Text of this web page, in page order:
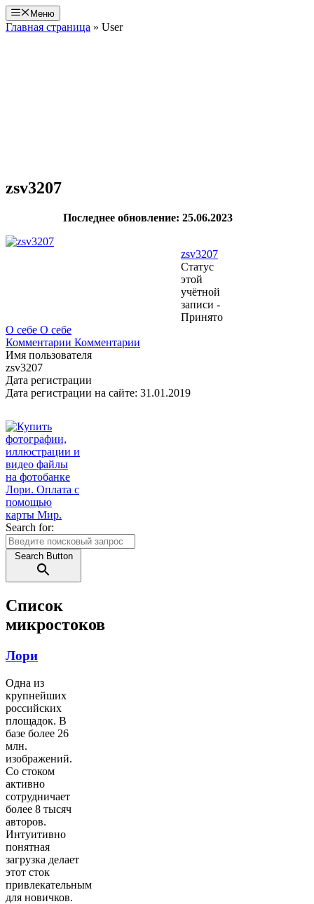
Перейти
к
содержимому
Меню
Главная страница » User
zsv3207
Последнее обновление: 25.06.2023
zsv3207
Статус
этой
учётной
записи -
Принято
О себе О себе
Комментарии Комментарии
Имя пользователя
zsv3207
Дата регистрации
Дата регистрации на сайте: 31.01.2019
Search for:
Search Button
Список
микростоков
Лори
Одна из
крупнейших
российских
площадок. В
базе более 26
млн.
изображений.
Со стоком
активно
сотрудничает
более 8 тысяч
авторов.
Интуитивно
понятная
загрузка делает
этот сток
привлекательным
для новичков.